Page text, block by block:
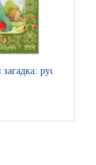
русская